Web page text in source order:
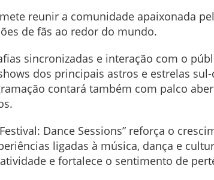
reunir a comunidade apaixonada
de fãs ao redor do mundo.
sincronizadas e interação com o
dos principais astros e estrelas
contará também com palco
Dance Sessions” reforça o
ligadas à música, dança e
e fortalece o sentimento de